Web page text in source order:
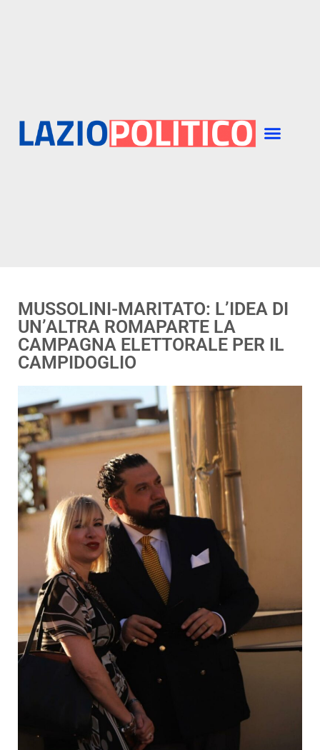
MUSSOLINI-MARITATO: L’IDEA DI
UN’ALTRA ROMAPARTE LA
CAMPAGNA ELETTORALE PER IL
CAMPIDOGLIO